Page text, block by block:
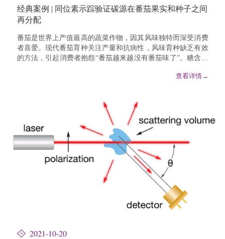
经典案例 | 同位素示踪验证碳源在番茄果实和种子之间
再分配
番茄是世界上产值最高的蔬菜作物，因其风味独特而深受消费
者喜爱。现代番茄育种关注产量和抗病性，风味育种缺乏有效
的方法，引起消费者抱怨“番茄越来越没有番茄味了”。糖含量
茄。然而，因为糖含量与果实大小呈负相关，产量和品质是一
查看详情→
2021-10-20